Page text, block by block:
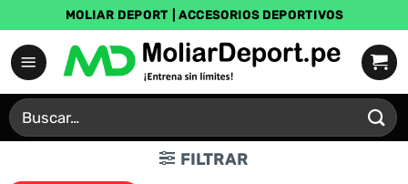
al
contenido
MOLIAR DEPORT | ACCESORIOS DEPORTIVOS
Buscar
por:
FILTRAR